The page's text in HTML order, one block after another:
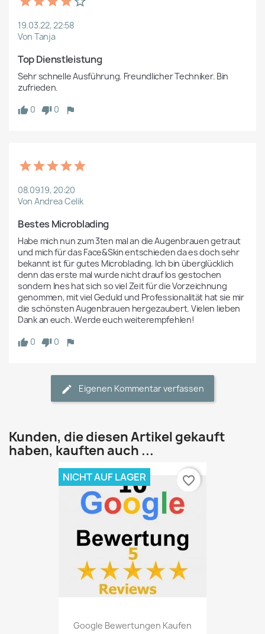
19.03.22, 22:58
Von Tanja
Top Dienstleistung
Sehr schnelle Ausführung. Freundlicher Techniker. Bin
zufrieden.
0
0
08.09.19, 20:20
Von Andrea Celik
Bestes Microblading
Habe mich nun zum 3ten mal an die Augenbrauen getraut
und mich für das Face&Skin entschieden da es doch sehr
bekannt ist für gutes Microblading. Ich bin überglücklich
denn das erste mal wurde nicht drauf los gestochen
sondern Ines hat sich so viel Zeit für die Vorzeichnung
genommen, mit viel Geduld und Professionalität hat sie mir
die schönsten Augenbrauen hergezaubert. Vielen lieben
Dank an euch. Werde euch weiterempfehlen!
0
0
Eigenen Kommentar verfassen
Kunden, die diesen Artikel gekauft
haben, kauften auch ...
Google Bewertungen Kaufen
NICHT AUF LAGER favorite_border